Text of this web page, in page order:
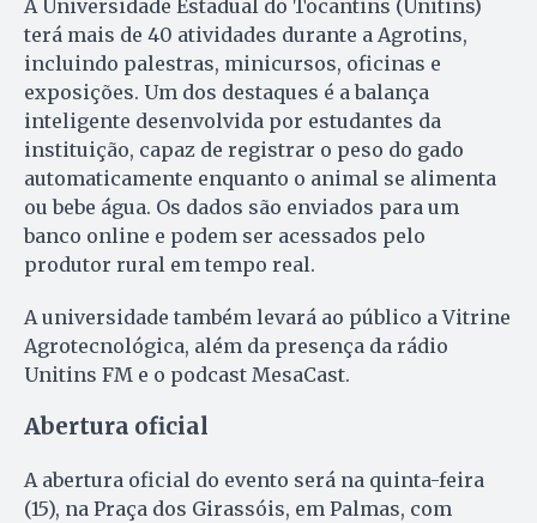
A Universidade Estadual do Tocantins (Unitins)
terá mais de 40 atividades durante a Agrotins,
incluindo palestras, minicursos, oficinas e
exposições. Um dos destaques é a balança
inteligente desenvolvida por estudantes da
instituição, capaz de registrar o peso do gado
automaticamente enquanto o animal se alimenta
ou bebe água. Os dados são enviados para um
banco online e podem ser acessados pelo
produtor rural em tempo real.
A universidade também levará ao público a Vitrine
Agrotecnológica, além da presença da rádio
Unitins FM e o podcast MesaCast.
Abertura oficial
A abertura oficial do evento será na quinta-feira
(15), na Praça dos Girassóis, em Palmas, com